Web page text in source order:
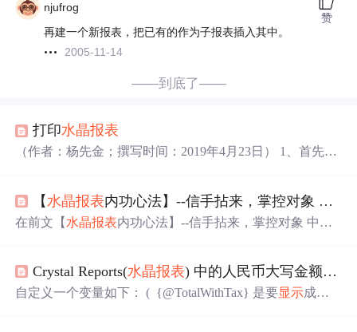
njufrog
再建一个新报表，把已有的作为子报表插入其中。
2005-11-14
赞
——到底了——
打印水晶报表
（作者：杨先金；撰写时间：2019年4月23日） 1、首先要
项，选择数据集，然后就是添加数据源，这个数据源可以
是数据库里的某张表，也可以是自定义的 表，在这里我要
它设置标题、表头以及各个字段，当然也不...
【 水晶报表内功心法】--信手拈来，掌控对象 之 多值参数传入
在前文【 水晶报表内功心法】--信手拈来，掌控对象 中，
ort.SetParameterValue("x1","我是参数值");但是如何传入多
值参数，或者是区域值参数呢。实质上我们再来看一下Set
Crystal Reports(水晶报表) 中的人民币大写金额写法
自定义一个变量如下： ( {@TotalWithTax} 是要显示成人